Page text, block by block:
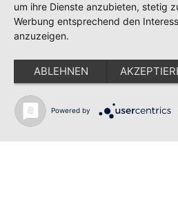
Datenschutzbestimmungen
gelesen und bin damit
Beantwortung und
Datenschutzerklärung
um ihre Dienste anzubieten, stetig
Werbung entsprechend den
anzuzeigen.
ABLEHNEN
Powered by